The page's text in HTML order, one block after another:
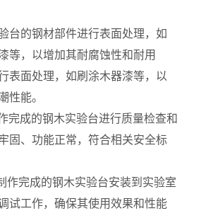
台的钢材部件进行表面处理，如
等，以增加其耐腐蚀性和耐用
表面处理，如刷涂木器漆等，以
性能。
完成的钢木实验台进行质量检查和
固、功能正常，符合相关安全标
作完成的钢木实验台安装到实验室
试工作，确保其使用效果和性能